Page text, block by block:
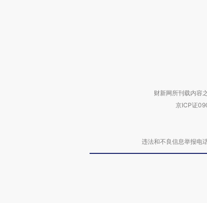
财新网所刊载内容
京ICP证
违法和不良信息举报